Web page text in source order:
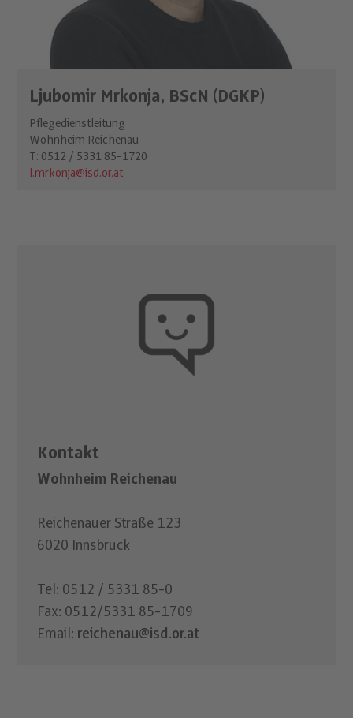
Ljubomir Mrkonja, BScN (DGKP)
Pflegedienstleitung
Wohnheim Reichenau
T: 0512 / 5331 85-1720
l.mrkonja@isd.or.at
Kontakt
Wohnheim Reichenau
Reichenauer Straße 123
6020 Innsbruck
Tel: 0512 / 5331 85-0
Fax: 0512/5331 85-1709
Email: reichenau@isd.or.at